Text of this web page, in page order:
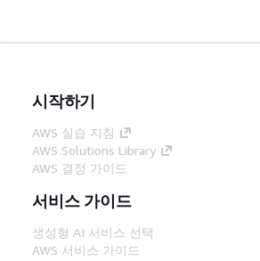
시작하기
AWS 실습 지침
AWS Solutions Library
AWS 결정 가이드
서비스 가이드
생성형 AI 서비스 선택
AWS 서비스 가이드